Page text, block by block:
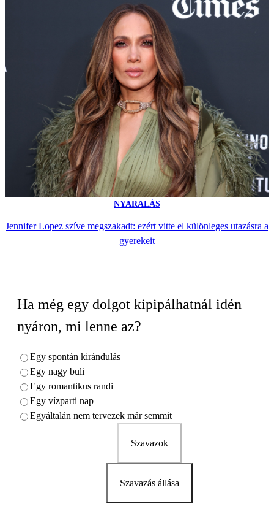
NYARALÁS
Jennifer Lopez szíve megszakadt: ezért vitte el különleges utazásra a
gyerekeit
Ha még egy dolgot kipipálhatnál idén
nyáron, mi lenne az?
Egy spontán kirándulás
Egy nagy buli
Egy romantikus randi
Egy vízparti nap
Egyáltalán nem tervezek már semmit
Szavazok
Szavazás állása